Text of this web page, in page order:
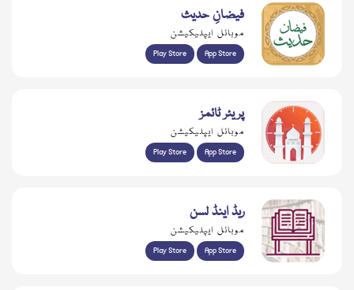
فیضانِ حدیث
موبائل ایپلیکیشن
Play Store App Store
پریئر ٹائمز
موبائل ایپلیکیشن
Play Store App Store
ریڈ اینڈ لسن
موبائل ایپلیکیشن
Play Store App Store